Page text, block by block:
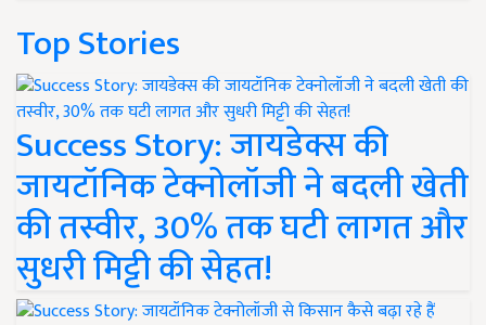
Top Stories
Success Story: जायडेक्स की
जायटॉनिक टेक्नोलॉजी ने बदली खेती
की तस्वीर, 30% तक घटी लागत और
सुधरी मिट्टी की सेहत!